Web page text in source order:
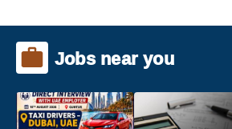
Jobs near you